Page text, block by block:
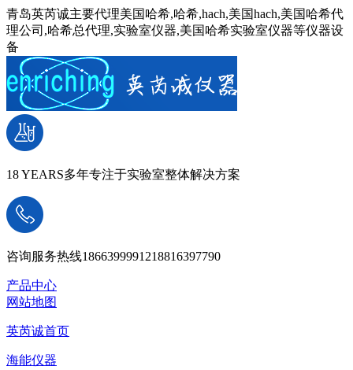
青岛英芮诚主要代理美国哈希,哈希,hach,美国hach,美国哈希代
理公司,哈希总代理,实验室仪器,美国哈希实验室仪器等仪器设
备
18 YEARS多年专注于实验室整体解决方案
咨询服务热线1866399991218816397790
产品中心
网站地图
英芮诚首页
海能仪器